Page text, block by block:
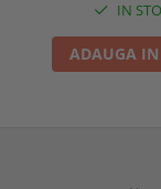
IN
ADAUGA IN